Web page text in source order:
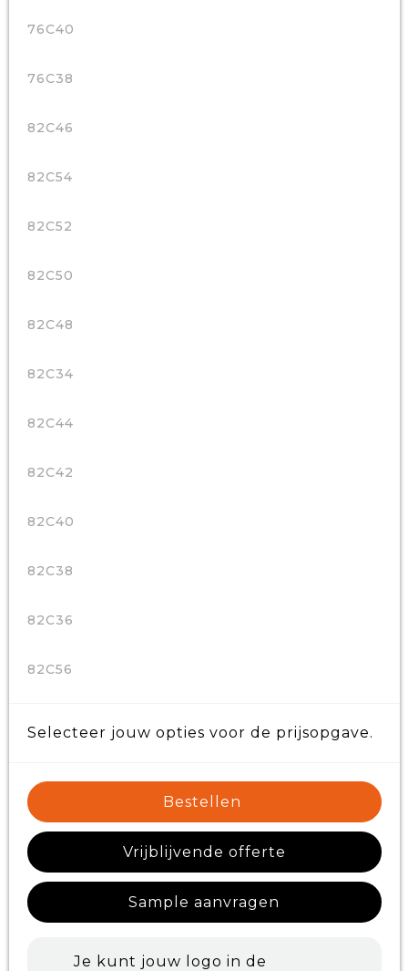
76C40
76C38
82C46
82C54
82C52
82C50
82C48
82C34
82C44
82C42
82C40
82C38
82C36
82C56
Selecteer jouw opties voor de prijsopgave.
Bestellen
Vrijblijvende offerte
Sample aanvragen
Je kunt jouw logo in de